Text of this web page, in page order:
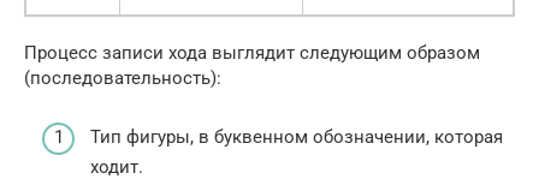
Процесс записи хода выглядит следующим образом
(последовательность):
Тип фигуры, в буквенном обозначении, которая
ходит.